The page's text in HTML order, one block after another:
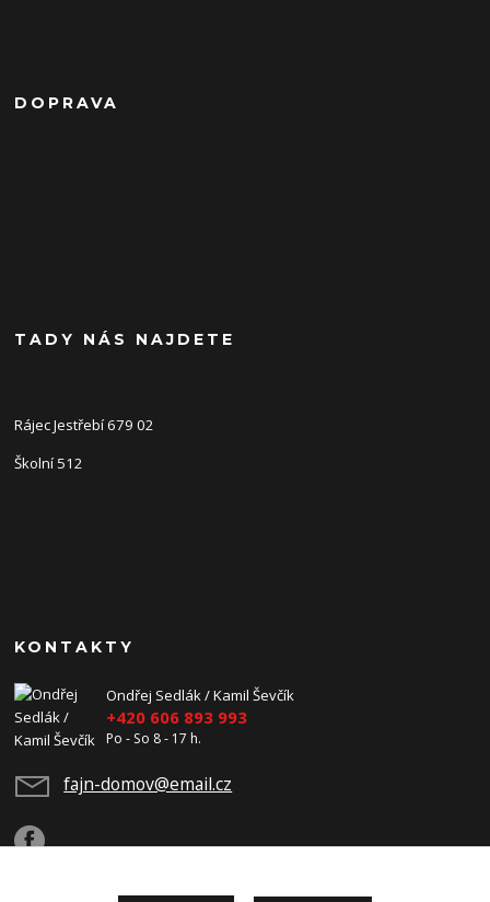
DOPRAVA
TADY NÁS NAJDETE
Rájec Jestřebí 679 02
Školní 512
KONTAKTY
Ondřej Sedlák / Kamil Ševčík
+420 606 893 993
Po - So 8 - 17 h.
fajn-domov@email.cz